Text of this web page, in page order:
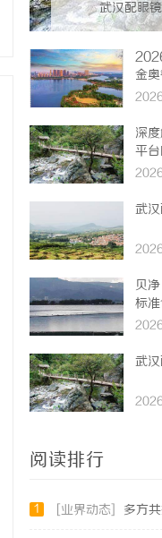
武汉配眼
金
质
深
平
武
贝
标
武
阅读排行
1 [业界动态] 多方共探金融AI